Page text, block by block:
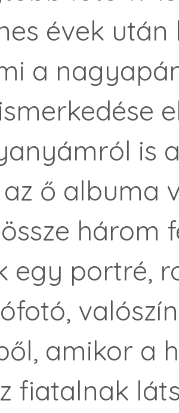
évek után
a
is
ő albuma
három
egy portré,
amikor a
fiatalnak